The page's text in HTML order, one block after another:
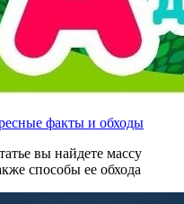
факты и обходы
вы найдете массу
способы ее обхода